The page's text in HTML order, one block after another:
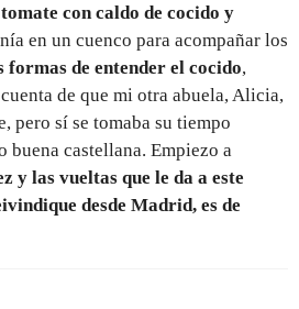
con caldo de cocido y
en un cuenco para acompañar los
formas de entender el cocido,
de que mi otra abuela, Alicia,
pero sí se tomaba su tiempo
buena castellana. Empiezo a
y las vueltas que le da a este
desde Madrid, es de